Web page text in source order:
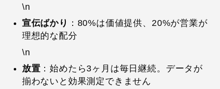
\n
宣伝ばかり ：80%は価値提供、20%が営業が
理想的な配分
\n
放置 ：始めたら3ヶ月は毎日継続。データが
揃わないと効果測定できません